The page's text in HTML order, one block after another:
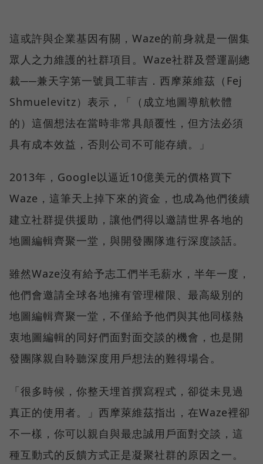
這或許與企業基因有關，Waze的前身就是一個集
眾人之力維護的社群項目。Waze社群及營運副總
裁──兼天字第一號員工菲吉．西摩萊維茲（Fej
Shmuelevitz）表示，「（成立地圖導航軟體
的）這個想法在當時非常具顛覆性，但方法必須
具有成本效益，否則公司不可能存續。」
2013年，Google以逼近10億美元的價格買下
Waze，這筆天上掉下來的資金，也成為他們後續
建立社群提供援助，讓他們得以邀請世界各地的
地圖編輯齊聚一堂，與開發團隊進行深度談話。
雖然Waze沒有給予志工們半毛薪水，半年一度，
他們會邀請全球各地擁有管理權限、最高級別的
地圖編輯齊聚一堂，不僅給予他們與其他同樣熱
衷地圖編輯的同好們面對面交談的機會，也是開
發團隊親自聆聽深度用戶想法的難得場合。
「很多時候，你整天埋首撰寫程式，卻從未見過
真正的使用者。」西摩萊維茲指出，在Waze裡卻
不一樣，你可以親自與最忠誠用戶面對交談，這
種互動式的反饋方式正是凝聚社群的原因之一。